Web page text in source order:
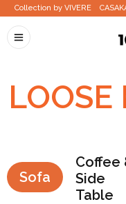
Collection by VIVERE
LOOSE
Sofa
Coffee
Side
Table